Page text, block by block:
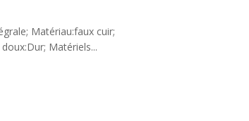
Matériau:faux cuir;
Matériels...